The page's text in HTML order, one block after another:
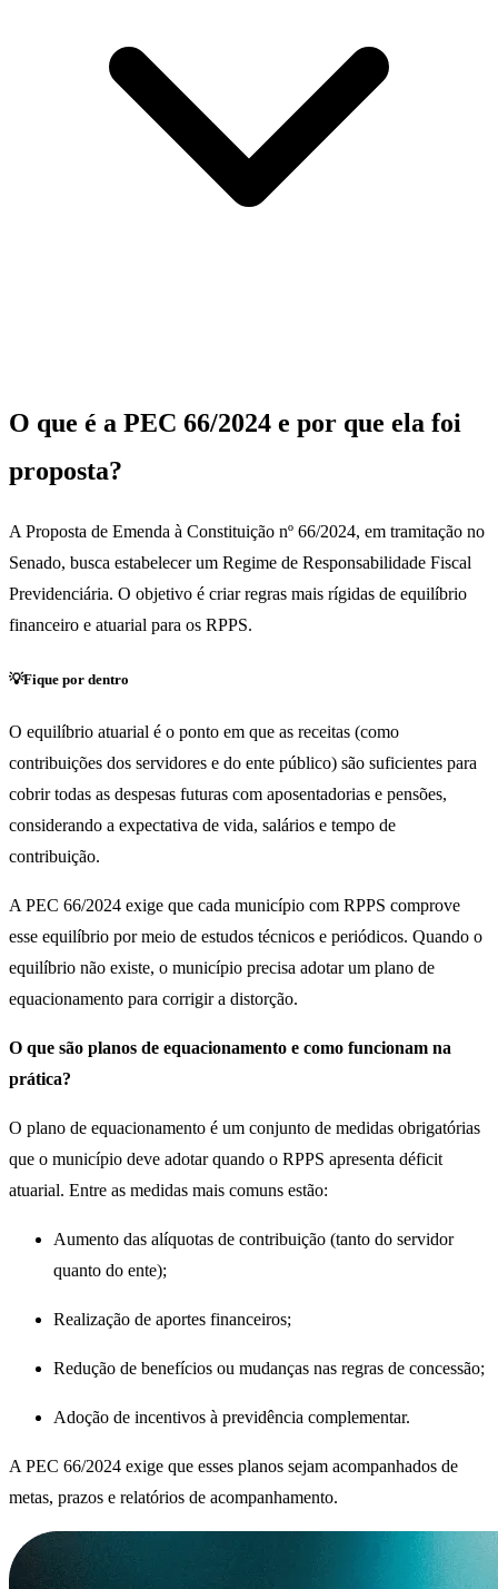
O que é a PEC 66/2024 e por que ela foi
proposta?
A Proposta de Emenda à Constituição nº 66/2024, em tramitação no
Senado, busca estabelecer um Regime de Responsabilidade Fiscal
Previdenciária. O objetivo é criar regras mais rígidas de equilíbrio
financeiro e atuarial para os RPPS.
💡Fique por dentro
O equilíbrio atuarial é o ponto em que as receitas (como
contribuições dos servidores e do ente público) são suficientes para
cobrir todas as despesas futuras com aposentadorias e pensões,
considerando a expectativa de vida, salários e tempo de
contribuição.
A PEC 66/2024 exige que cada município com RPPS comprove
esse equilíbrio por meio de estudos técnicos e periódicos. Quando o
equilíbrio não existe, o município precisa adotar um plano de
equacionamento para corrigir a distorção.
O que são planos de equacionamento e como funcionam na
prática?
O plano de equacionamento é um conjunto de medidas obrigatórias
que o município deve adotar quando o RPPS apresenta déficit
atuarial. Entre as medidas mais comuns estão:
Aumento das alíquotas de contribuição (tanto do servidor
quanto do ente);
Realização de aportes financeiros;
Redução de benefícios ou mudanças nas regras de concessão;
Adoção de incentivos à previdência complementar.
A PEC 66/2024 exige que esses planos sejam acompanhados de
metas, prazos e relatórios de acompanhamento.